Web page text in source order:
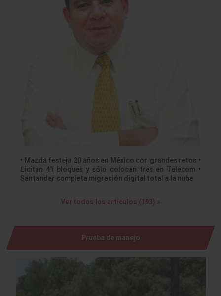
• Mazda festeja 20 años en México con grandes retos •
Licitan 41 bloques y sólo colocan tres en Telecom •
Santander completa migración digital total a la nube
Ver todos los artículos (193) »
Prueba de manejo